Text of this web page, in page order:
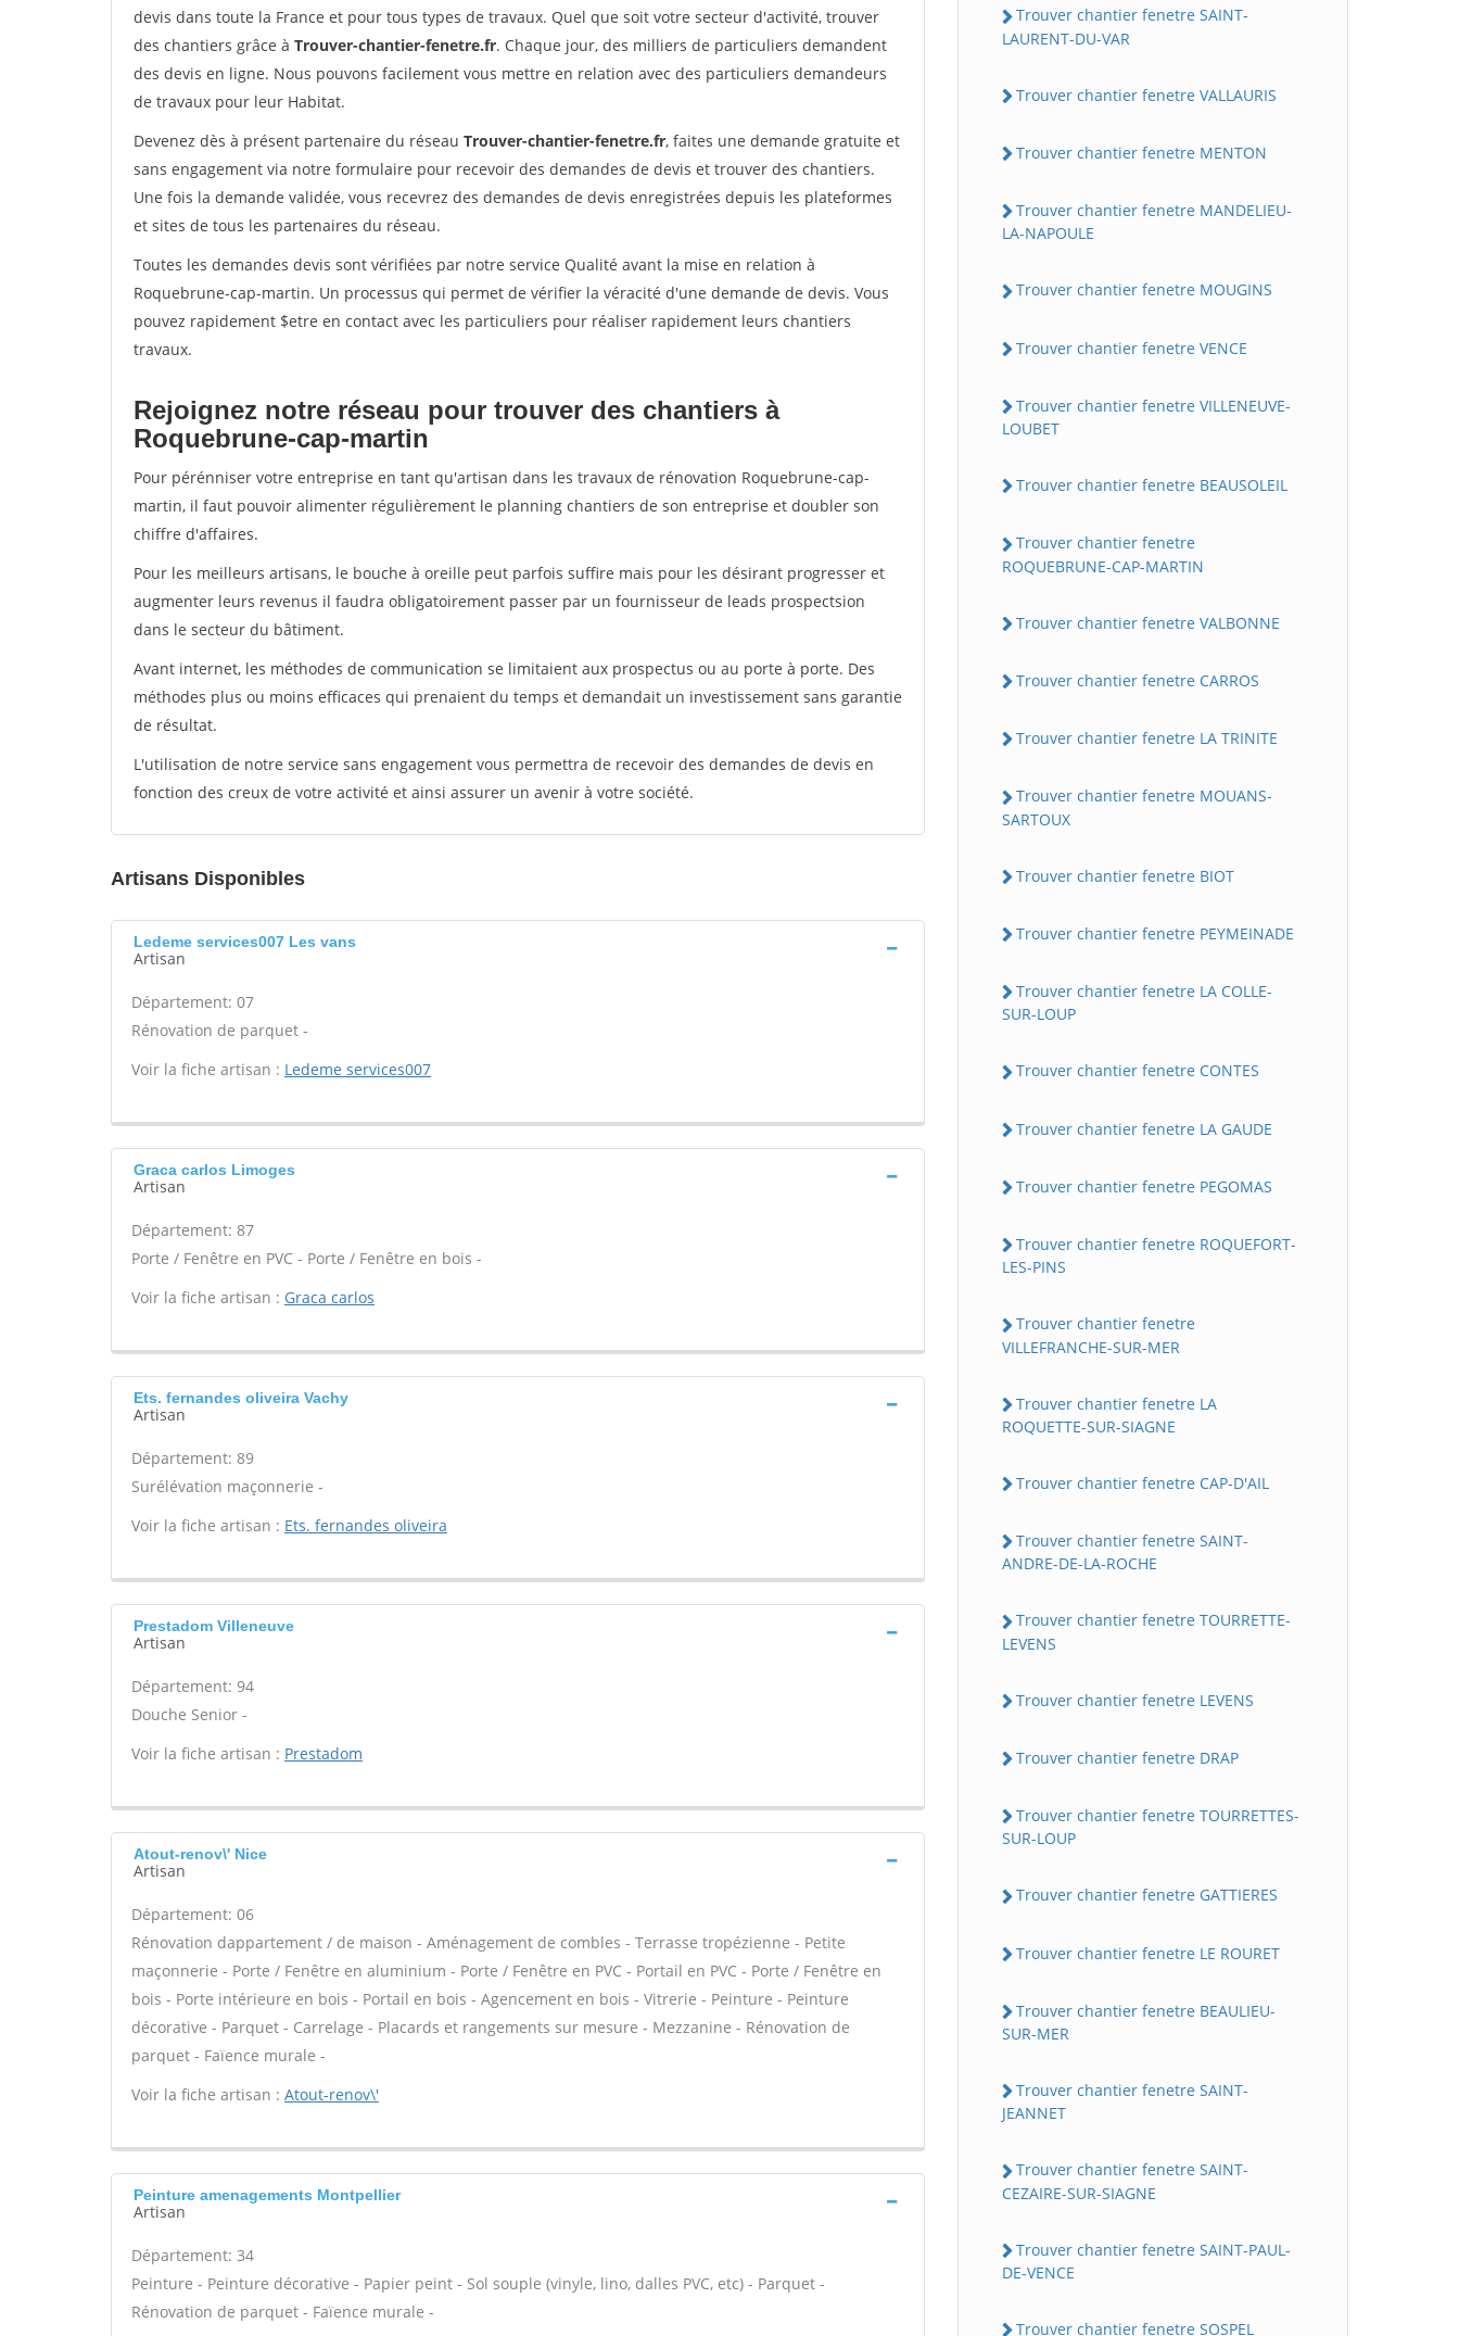
devis dans toute la France et pour tous types de travaux. Quel que soit votre secteur d'activité, trouver
des chantiers grâce à Trouver-chantier-fenetre.fr. Chaque jour, des milliers de particuliers demandent
des devis en ligne. Nous pouvons facilement vous mettre en relation avec des particuliers demandeurs
de travaux pour leur Habitat.
Devenez dès à présent partenaire du réseau Trouver-chantier-fenetre.fr, faites une demande gratuite et
sans engagement via notre formulaire pour recevoir des demandes de devis et trouver des chantiers.
Une fois la demande validée, vous recevrez des demandes de devis enregistrées depuis les plateformes
et sites de tous les partenaires du réseau.
Toutes les demandes devis sont vérifiées par notre service Qualité avant la mise en relation à
Roquebrune-cap-martin. Un processus qui permet de vérifier la véracité d'une demande de devis. Vous
pouvez rapidement $etre en contact avec les particuliers pour réaliser rapidement leurs chantiers
travaux.
Rejoignez notre réseau pour trouver des chantiers à
Roquebrune-cap-martin
Pour pérénniser votre entreprise en tant qu'artisan dans les travaux de rénovation Roquebrune-cap-
martin, il faut pouvoir alimenter régulièrement le planning chantiers de son entreprise et doubler son
chiffre d'affaires.
Pour les meilleurs artisans, le bouche à oreille peut parfois suffire mais pour les désirant progresser et
augmenter leurs revenus il faudra obligatoirement passer par un fournisseur de leads prospectsion
dans le secteur du bâtiment.
Avant internet, les méthodes de communication se limitaient aux prospectus ou au porte à porte. Des
méthodes plus ou moins efficaces qui prenaient du temps et demandait un investissement sans garantie
de résultat.
L'utilisation de notre service sans engagement vous permettra de recevoir des demandes de devis en
fonction des creux de votre activité et ainsi assurer un avenir à votre société.
Artisans Disponibles
Ledeme services007 Les vans
Artisan
Département: 07
Rénovation de parquet -
Voir la fiche artisan : Ledeme services007
Graca carlos Limoges
Artisan
Département: 87
Porte / Fenêtre en PVC - Porte / Fenêtre en bois -
Voir la fiche artisan : Graca carlos
Ets. fernandes oliveira Vachy
Artisan
Département: 89
Surélévation maçonnerie -
Voir la fiche artisan : Ets. fernandes oliveira
Prestadom Villeneuve
Artisan
Département: 94
Douche Senior -
Voir la fiche artisan : Prestadom
Atout-renov\' Nice
Artisan
Département: 06
Rénovation dappartement / de maison - Aménagement de combles - Terrasse tropézienne - Petite
maçonnerie - Porte / Fenêtre en aluminium - Porte / Fenêtre en PVC - Portail en PVC - Porte / Fenêtre en
bois - Porte intérieure en bois - Portail en bois - Agencement en bois - Vitrerie - Peinture - Peinture
décorative - Parquet - Carrelage - Placards et rangements sur mesure - Mezzanine - Rénovation de
parquet - Faïence murale -
Voir la fiche artisan : Atout-renov\'
Peinture amenagements Montpellier
Artisan
Département: 34
Peinture - Peinture décorative - Papier peint - Sol souple (vinyle, lino, dalles PVC, etc) - Parquet -
Rénovation de parquet - Faïence murale -
Trouver chantier fenetre SAINT-
LAURENT-DU-VAR
Trouver chantier fenetre VALLAURIS
Trouver chantier fenetre MENTON
Trouver chantier fenetre MANDELIEU-
LA-NAPOULE
Trouver chantier fenetre MOUGINS
Trouver chantier fenetre VENCE
Trouver chantier fenetre VILLENEUVE-
LOUBET
Trouver chantier fenetre BEAUSOLEIL
Trouver chantier fenetre
ROQUEBRUNE-CAP-MARTIN
Trouver chantier fenetre VALBONNE
Trouver chantier fenetre CARROS
Trouver chantier fenetre LA TRINITE
Trouver chantier fenetre MOUANS-
SARTOUX
Trouver chantier fenetre BIOT
Trouver chantier fenetre PEYMEINADE
Trouver chantier fenetre LA COLLE-
SUR-LOUP
Trouver chantier fenetre CONTES
Trouver chantier fenetre LA GAUDE
Trouver chantier fenetre PEGOMAS
Trouver chantier fenetre ROQUEFORT-
LES-PINS
Trouver chantier fenetre
VILLEFRANCHE-SUR-MER
Trouver chantier fenetre LA
ROQUETTE-SUR-SIAGNE
Trouver chantier fenetre CAP-D'AIL
Trouver chantier fenetre SAINT-
ANDRE-DE-LA-ROCHE
Trouver chantier fenetre TOURRETTE-
LEVENS
Trouver chantier fenetre LEVENS
Trouver chantier fenetre DRAP
Trouver chantier fenetre TOURRETTES-
SUR-LOUP
Trouver chantier fenetre GATTIERES
Trouver chantier fenetre LE ROURET
Trouver chantier fenetre BEAULIEU-
SUR-MER
Trouver chantier fenetre SAINT-
JEANNET
Trouver chantier fenetre SAINT-
CEZAIRE-SUR-SIAGNE
Trouver chantier fenetre SAINT-PAUL-
DE-VENCE
Trouver chantier fenetre SOSPEL